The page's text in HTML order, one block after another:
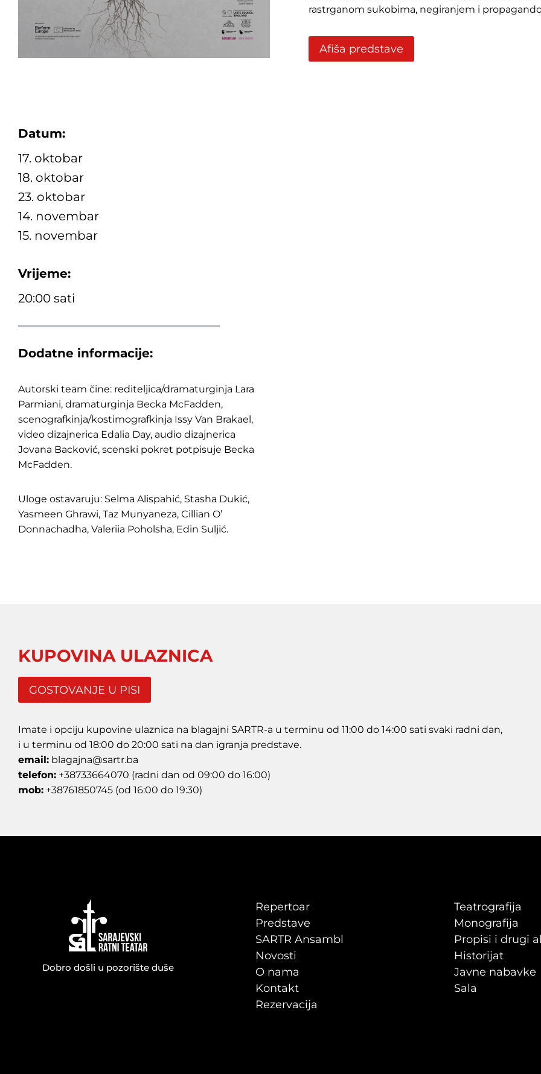
rastrganom sukobima, negiranjem i
Afiša predstave
Datum:
17. oktobar
18. oktobar
23. oktobar
14. novembar
15. novembar
Vrijeme:
20:00 sati
Dodatne informacije:
Autorski team čine: rediteljica/dramaturginja Lara
Parmiani, dramaturginja Becka McFadden,
scenografkinja/kostimografkinja Issy Van Brakael,
video dizajnerica Edalia Day, audio dizajnerica
Jovana Backović, scenski pokret potpisuje Becka
McFadden.
Uloge ostavaruju: Selma Alispahić, Stasha Dukić,
Yasmeen Ghrawi, Taz Munyaneza, Cillian O’
Donnachadha, Valeriia Poholsha, Edin Suljić.
KUPOVINA ULAZNICA
GOSTOVANJE U PISI
Imate i opciju kupovine ulaznica na blagajni SARTR-a u terminu od 11:00 do 14:00 sati svaki radni dan,
i u terminu od 18:00 do 20:00 sati na dan igranja predstave.
email: blagajna@sartr.ba
telefon: +38733664070 (radni dan od 09:00 do 16:00)
mob: +38761850745 (od 16:00 do 19:30)
Dobro došli u pozorište duše
Repertoar
Predstave
SARTR Ansambl
Novosti
O nama
Kontakt
Rezervacija
Teatrografija
Monografija
Propisi i drugi
Historijat
Javne nabavke
Sala